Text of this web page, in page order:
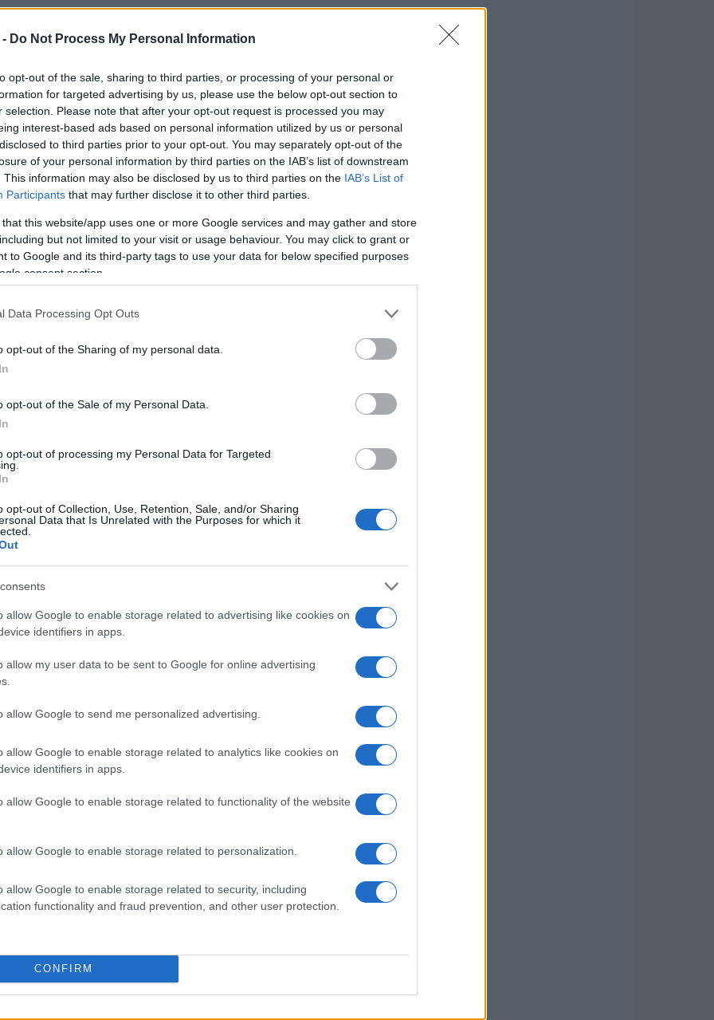
Do Not Process My Personal Information
opt-out of the sale, sharing to third parties, or processing of your personal or
for targeted advertising by us, please use the below opt-out section to
selection. Please note that after your opt-out request is processed you may
interest-based ads based on personal information utilized by us or personal
to third parties prior to your opt-out. You may separately opt-out of the
of your personal information by third parties on the IAB’s list of downstream
This information may also be disclosed by us to third parties on the IAB’s List of
Participants that may further disclose it to other third parties.
that this website/app uses one or more Google services and may gather and store
but not limited to your visit or usage behaviour. You may click to grant or
to Google and its third-party tags to use your data for below specified purposes
consent section.
Data Processing Opt Outs
opt-out of the Sharing of my personal data.
opt-out of the Sale of my Personal Data.
opt-out of processing my Personal Data for Targeted
opt-out of Collection, Use, Retention, Sale, and/or Sharing
Data that Is Unrelated with the Purposes for which it
allow Google to enable storage related to advertising like cookies on
identifiers in apps.
allow my user data to be sent to Google for online advertising
allow Google to send me personalized advertising.
allow Google to enable storage related to analytics like cookies on
identifiers in apps.
allow Google to enable storage related to functionality of the website
allow Google to enable storage related to personalization.
allow Google to enable storage related to security, including
functionality and fraud prevention, and other user protection.
CONFIRM
aspetti finanziari di
del cincillà stesso
e provenienza. In genere, puoi aspettarti di
di alta qualità. È importante acquistare il
di animali affidabile per garantire la sua
e i 300 euro, a seconda del materiale e del
strette per evitare che il cincillà scappi e
spazi di gioco e riposo. Inoltre, avrai bisogno
l’esercizio, un nido, una ciotola per il cibo e
cincillà impegnato. E non dimenticare
pelo del cincillà.